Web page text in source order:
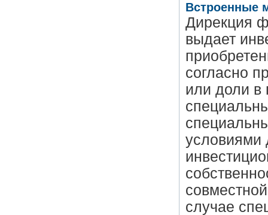
Встроенные
Дирекция
выдает
согласно
или доли в
условиями
случае